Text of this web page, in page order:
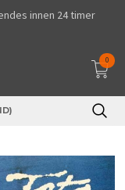
innen 24 timer
0